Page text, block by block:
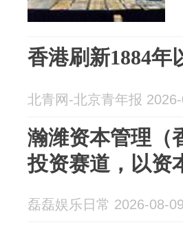
香港刷新1884年
北青网-北京青年报
瀚潍资本管理（
投资赛道，以资
磊磊娱乐日常 2026-08-09